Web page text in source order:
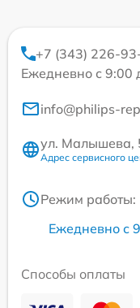
+7 (343) 226-
Ежедневно с 9:00
info@philips-
ул. Малышева,
Адрес сервисного
Режим работы:
Ежедневно с
Способы оплаты